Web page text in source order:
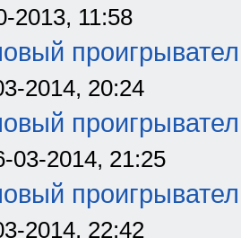
2013, 11:58
2014, 20:24
03-2014, 21:25
2014, 22:42